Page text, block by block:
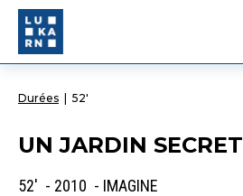
Durées 52'
UN JARDIN SECRET
52' - 2010 - IMAGINE